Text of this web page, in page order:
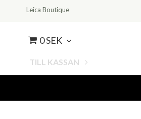
Leica Boutique
0 SEK
TILL KASSAN